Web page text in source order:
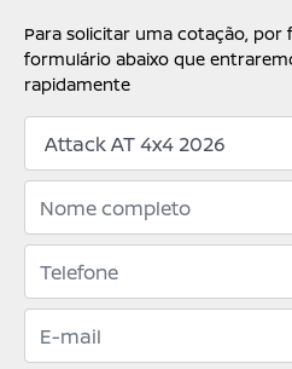
Para solicitar uma cotação, por
formulário abaixo que
rapidamente